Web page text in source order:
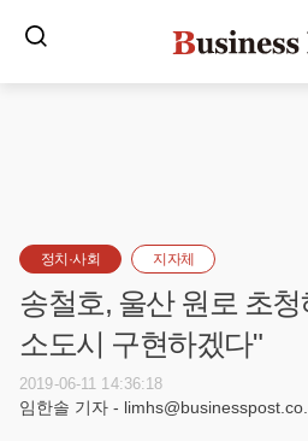
정치·사회 지자체
송철호, 울산 원로 초
소도시 구현하겠다"
2019-06-11 14:36:18
임한솔 기자 -